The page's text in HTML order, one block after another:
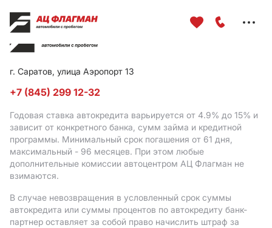
г. Саратов, улица Аэропорт 13
+7 (845) 299 12-32
Годовая ставка автокредита варьируется от 4.9% до 15% и
зависит от конкретного банка, сумм займа и кредитной
программы. Минимальный срок погашения от 61 дня,
максимальный - 96 месяцев. При этом любые
дополнительные комиссии автоцентром АЦ Флагман не
взимаются.
В случае невозвращения в условленный срок суммы
автокредита или суммы процентов по автокредиту банк-
партнер оставляет за собой право начислить штраф за